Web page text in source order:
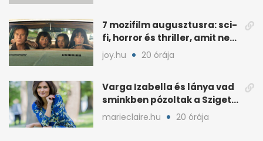
7 mozifilm augusztusra: sci-
fi, horror és thriller, amit nem
érdemes kihagyni
joy.hu 20 órája
Varga Izabella és lánya vad
sminkben pózoltak a Sziget
előtt
marieclaire.hu 20 órája